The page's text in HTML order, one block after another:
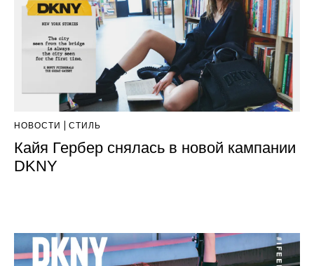
НОВОСТИ СТИЛЬ
Кайя Гербер снялась в новой кампании
DKNY